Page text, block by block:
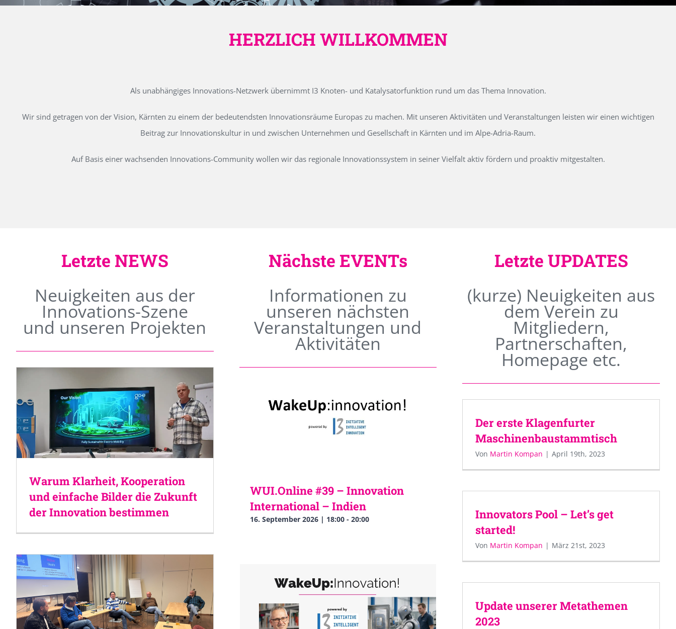
HERZLICH WILLKOMMEN
Als unabhängiges Innovations-Netzwerk übernimmt I3 Knoten- und Katalysatorfunktion rund um das Thema Innovation.
Wir sind getragen von der Vision, Kärnten zu einem der bedeutendsten Innovationsräume Europas zu machen. Mit unseren Aktivitäten und Veranstaltungen leisten wir einen wichtigen
Beitrag zur Innovationskultur in und zwischen Unternehmen und Gesellschaft in Kärnten und im Alpe-Adria-Raum.
Auf Basis einer wachsenden Innovations-Community wollen wir das regionale Innovationssystem in seiner Vielfalt aktiv fördern und proaktiv mitgestalten.
Letzte NEWS
Neuigkeiten aus der
Innovations-Szene
und unseren Projekten
Warum Klarheit, Kooperation
und einfache Bilder die Zukunft
der Innovation bestimmen
Nächste EVENTs
Informationen zu
unseren nächsten
Veranstaltungen und
Aktivitäten
WUI.Online #39 – Innovation
International – Indien
16. September 2026 | 18:00- 20:00
Letzte UPDATES
(kurze) Neuigkeiten aus
dem Verein zu
Mitgliedern,
Partnerschaften,
Homepage etc.
Der erste Klagenfurter
Maschinenbaustammtisch
Von Martin Kompan | April 19th, 2023
Innovators Pool – Let’s get
started!
Von Martin Kompan | März 21st, 2023
Update unserer Metathemen
2023